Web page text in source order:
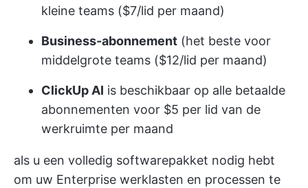
kleine teams ($7/lid per maand)
Business-abonnement (het beste voor
middelgrote teams ($12/lid per maand)
ClickUp AI is beschikbaar op alle betaalde
abonnementen voor $5 per lid van de
werkruimte per maand
als u een volledig softwarepakket nodig hebt
om uw Enterprise werklasten en processen te